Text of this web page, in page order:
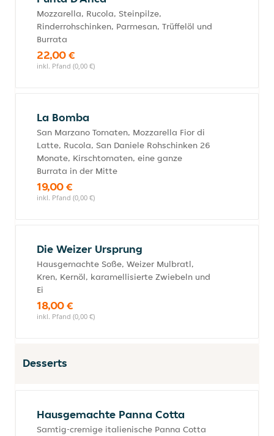
Mozzarella, Rucola, Steinpilze,
Rinderrohschinken, Parmesan, Trüffelöl und
Burrata
22,00 €
inkl. Pfand (0,00 €)
La Bomba
San Marzano Tomaten, Mozzarella Fior di
Latte, Rucola, San Daniele Rohschinken 26
Monate, Kirschtomaten, eine ganze
Burrata in der Mitte
19,00 €
inkl. Pfand (0,00 €)
Die Weizer Ursprung
Hausgemachte Soße, Weizer Mulbratl,
Kren, Kernöl, karamellisierte Zwiebeln und
Ei
18,00 €
inkl. Pfand (0,00 €)
Desserts
Hausgemachte Panna Cotta
Samtig-cremige italienische Panna Cotta